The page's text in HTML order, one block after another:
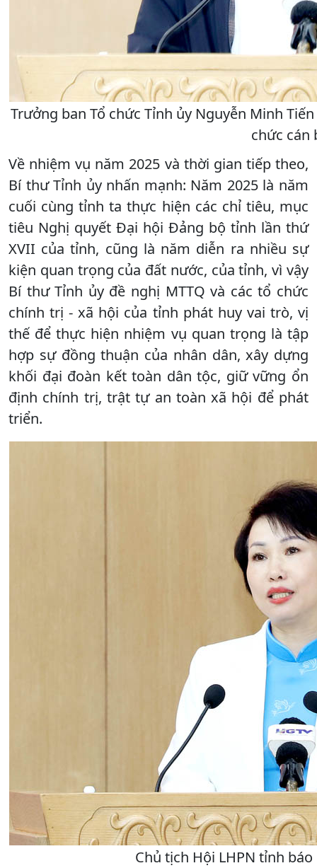
Trưởng ban Tổ chức Tỉnh ủy Nguyễn Minh
chức cán
Về nhiệm vụ năm 2025 và thời gian tiếp theo,
Bí thư Tỉnh ủy nhấn mạnh: Năm 2025 là năm
cuối cùng tỉnh ta thực hiện các chỉ tiêu, mục
tiêu Nghị quyết Đại hội Đảng bộ tỉnh lần thứ
XVII của tỉnh, cũng là năm diễn ra nhiều sự
kiện quan trọng của đất nước, của tỉnh, vì vậy
Bí thư Tỉnh ủy đề nghị MTTQ và các tổ chức
chính trị - xã hội của tỉnh phát huy vai trò, vị
thế để thực hiện nhiệm vụ quan trọng là tập
hợp sự đồng thuận của nhân dân, xây dựng
khối đại đoàn kết toàn dân tộc, giữ vững ổn
định chính trị, trật tự an toàn xã hội để phát
triển.
Chủ tịch Hội LHPN tỉnh